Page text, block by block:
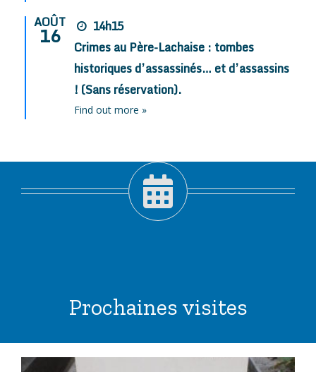
AOÛT
16
14h15
Crimes au Père-Lachaise : tombes
historiques d’assassinés… et d’assassins
! (Sans réservation).
Find out more »
Prochaines visites